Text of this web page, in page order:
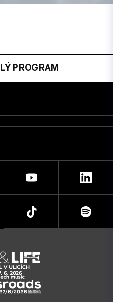
PROGRAM